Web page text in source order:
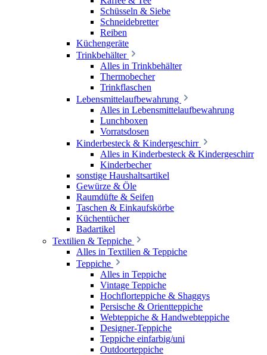
Schüsseln & Siebe
Schneidebretter
Reiben
Küchengeräte
Trinkbehälter
Alles in Trinkbehälter
Thermobecher
Trinkflaschen
Lebensmittelaufbewahrung
Alles in Lebensmittelaufbewahrung
Lunchboxen
Vorratsdosen
Kinderbesteck & Kindergeschirr
Alles in Kinderbesteck & Kindergeschirr
Kinderbecher
sonstige Haushaltsartikel
Gewürze & Öle
Raumdüfte & Seifen
Taschen & Einkaufskörbe
Küchentücher
Badartikel
Textilien & Teppiche
Alles in Textilien & Teppiche
Teppiche
Alles in Teppiche
Vintage Teppiche
Hochflorteppiche & Shaggys
Persische & Orientteppiche
Webteppiche & Handwebteppiche
Designer-Teppiche
Teppiche einfarbig/uni
Outdoorteppiche